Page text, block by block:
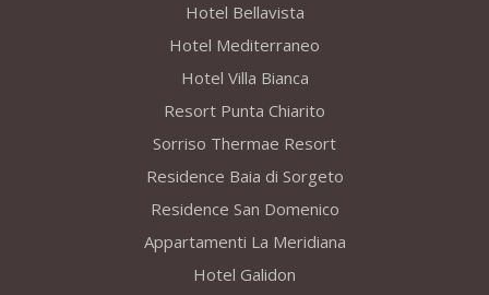
Hotel Bellavista
Hotel Mediterraneo
Hotel Villa Bianca
Resort Punta Chiarito
Sorriso Thermae Resort
Residence Baia di Sorgeto
Residence San Domenico
Appartamenti La Meridiana
Hotel Galidon